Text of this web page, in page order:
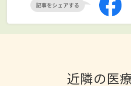
近隣の医